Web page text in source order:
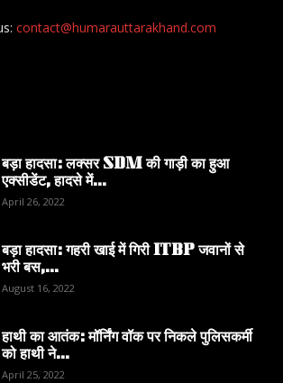
contact@humarauttarakhand.com
बड़ा हादसा: लक्सर SDM की गाड़ी का हुआ
एक्सीडेंट, हादसे में...
April 26, 2022
बड़ा हादसा: गहरी खाई में गिरी ITBP जवानों से
भरी बस,...
August 16, 2022
हाथी का आतंक: मॉर्निंग वॉक पर निकले पुलिसकर्मी
को हाथी ने...
April 25, 2022